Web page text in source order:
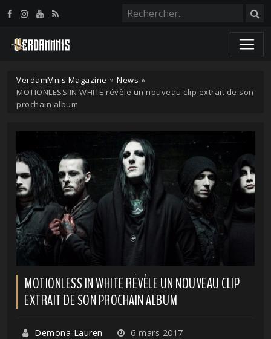
VerdamMnis Magazine » News »
MOTIONLESS IN WHITE révèle un nouveau clip extrait de son
prochain album
MOTIONLESS IN WHITE RÉVÈLE UN NOUVEAU CLIP
EXTRAIT DE SON PROCHAIN ALBUM
Demona Lauren 6 mars 2017
Panneau de gestion des cookies